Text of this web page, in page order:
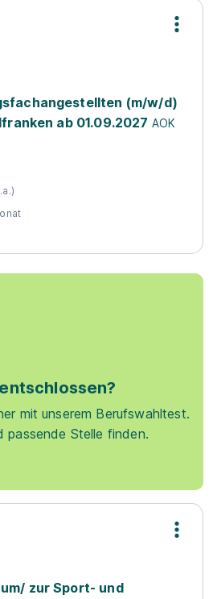
(m/w/d)
ab 01.09.2027 AOK
mit unserem Berufswahltest.
passende Stelle finden.
zur Sport- und